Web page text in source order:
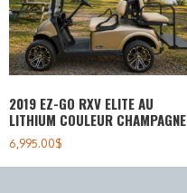
2019 EZ-GO RXV ELITE AU
LITHIUM COULEUR CHAMPAGNE
6,995.00$